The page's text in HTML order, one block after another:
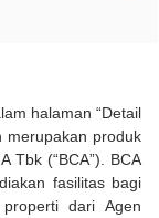
halaman “Detail
merupakan produk
Tbk (“BCA”). BCA
fasilitas bagi
dari Agen